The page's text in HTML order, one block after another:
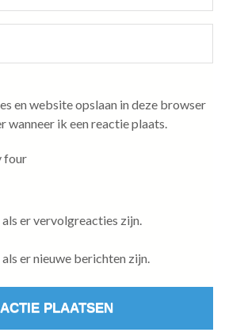
en website opslaan in deze browser
wanneer ik een reactie plaats.
four
er vervolgreacties zijn.
er nieuwe berichten zijn.